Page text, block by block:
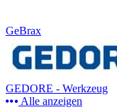
GeBrax
GEDORE - Werkzeug
Alle anzeigen